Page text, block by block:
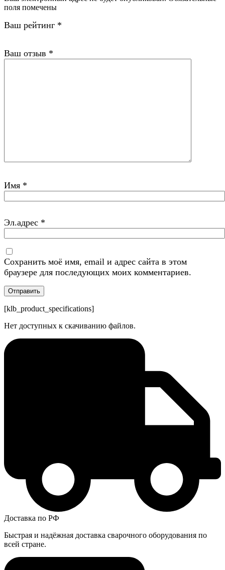
поля помечены
Ваш рейтинг *
Ваш отзыв *
Имя *
Эл.адрес *
Сохранить моё имя, email и адрес сайта в этом
браузере для последующих моих комментариев.
[klb_product_specifications]
Нет доступных к скачиванию файлов.
Доставка по РФ
Быстрая и надёжная доставка сварочного оборудования по
всей стране.